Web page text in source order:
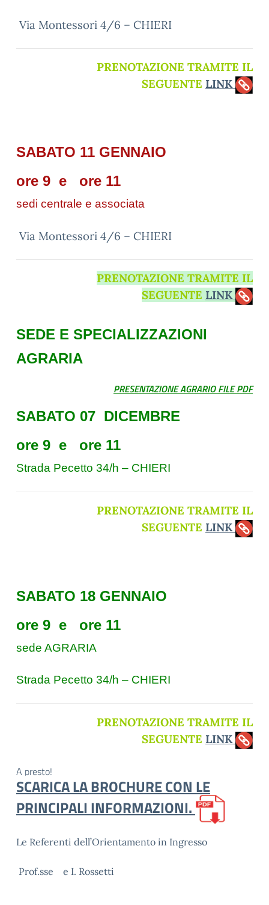
Via Montessori 4/6 – CHIERI
PRENOTAZIONE TRAMITE IL
SEGUENTE LINK
SABATO 11 GENNAIO
ore 9 e ore 11
sedi centrale e associata
Via Montessori 4/6 – CHIERI
PRENOTAZIONE TRAMITE IL
SEGUENTE LINK
SEDE E SPECIALIZZAZIONI
AGRARIA
PRESENTAZIONE AGRARIOFILE PDF
SABATO 07 DICEMBRE
ore 9 e ore 11
Strada Pecetto 34/h – CHIERI
PRENOTAZIONE TRAMITE IL
SEGUENTE LINK
SABATO 18 GENNAIO
ore 9 e ore 11
sede AGRARIA
Strada Pecetto 34/h – CHIERI
PRENOTAZIONE TRAMITE IL
SEGUENTE LINK
A presto!
SCARICA LA BROCHURE CON LE
PRINCIPALI INFORMAZIONI.
Le Referenti dell’Orientamento in Ingresso
Prof.sse e I. Rossetti